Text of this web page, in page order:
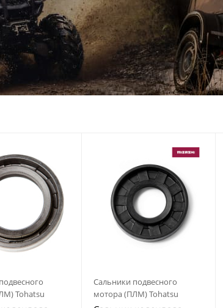
Tohatsu
Сальники подвесного
мотора (ПЛМ) Tohatsu